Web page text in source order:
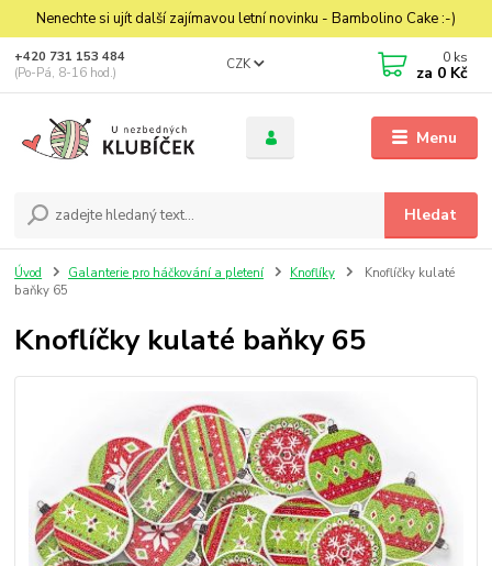
Nenechte si ujít další zajímavou letní novinku - Bambolino Cake :-)
Menu
CZK
Hledat
+420 731 153 484
(Po-Pá, 8-16 hod.)
0 ks
za 0 Kč
Úvod Galanterie pro háčkování a pletení Knoflíky
Knoflíčky kulaté
baňky 65
Knoflíčky kulaté baňky 65